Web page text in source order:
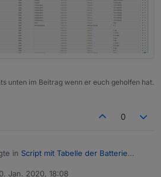
unten im Beitrag wenn er euch geholfen hat.
0
in Script mit Tabelle der Batterie
Jan. 2020, 18:08